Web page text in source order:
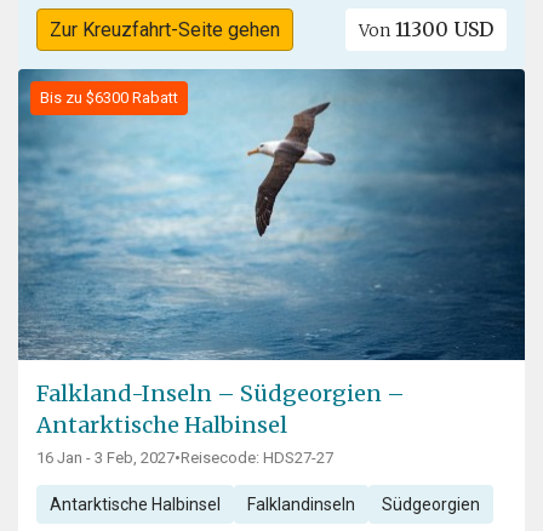
Zur Kreuzfahrt-Seite gehen Von 11300 USD
Bis zu $6300 Rabatt
Falkland-Inseln – Südgeorgien –
Antarktische Halbinsel
16 Jan - 3 Feb, 2027•Reisecode: HDS27-27
Antarktische Halbinsel Falklandinseln Südgeorgien